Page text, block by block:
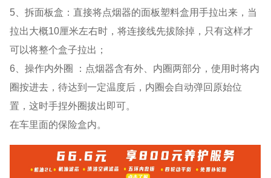
5、拆面板盒：直接将点烟器的面板塑料盒用手拉出来，当
拉出大概10厘米左右时，将连接线先拔除掉，只有这样才
可以将整个盒子拉出；
6、操作内外圈 ：点烟器含有外、内圈两部分，使用时将内
圈按进去，待达到一定温度后，内圈会自动弹回原始位
置，这时手捏外圈拔出即可。
在车里面的保险盒内。